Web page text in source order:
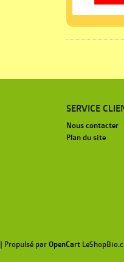
SERVICE
Nous contacter
Plan du site
| Propulsé par OpenCart